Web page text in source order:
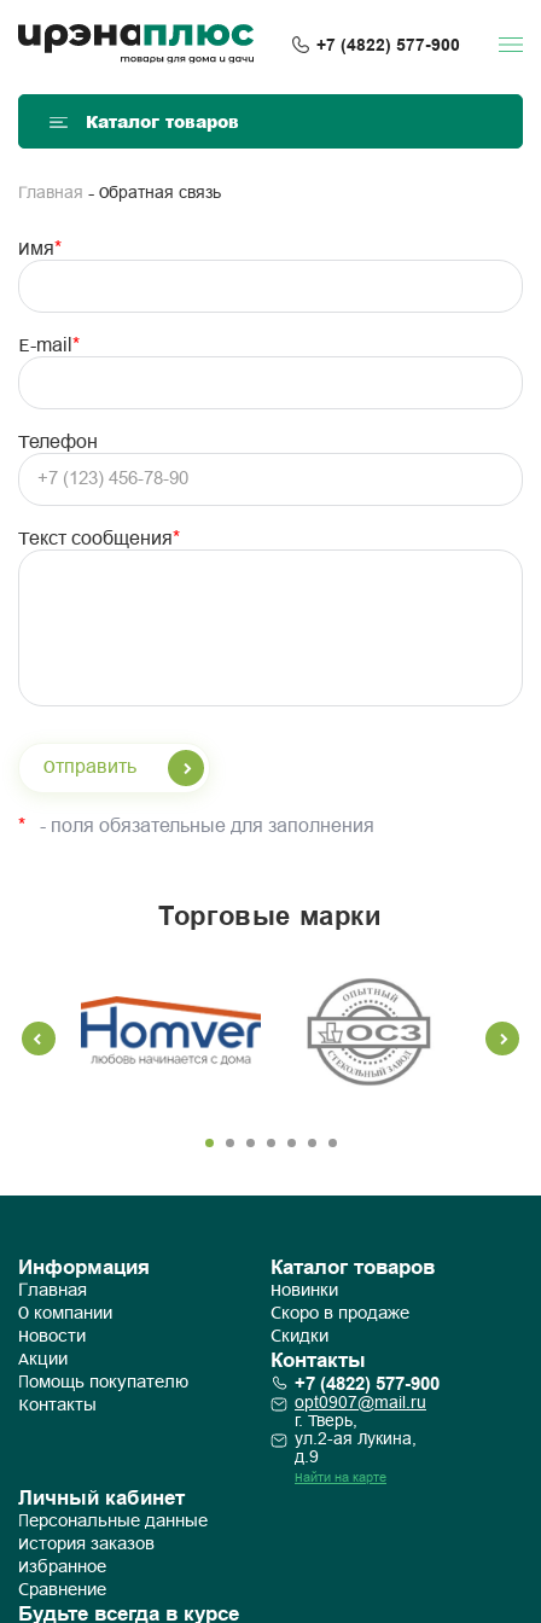
+7 (4822) 577-900
Каталог товаров
Главная Обратная связь
Имя*
E-mail *
Телефон
Текст сообщения*
Отправить
* - поля обязательные для заполнения
торговые марки
Информация
Главная
О компании
Новости
Акции
Помощь покупателю
Контакты
Каталог товаров
Новинки
Скоро в продаже
Скидки
Контакты
+7 (4822) 577-900
opt0907@mail.ru
г. Тверь,
ул.2-ая Лукина,
д.9
Найти на карте
Личный кабинет
Персональные данные
История заказов
Избранное
Сравнение
Будьте всегда в курсе